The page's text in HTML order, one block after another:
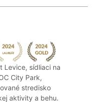
Levice, sídliaci na
City Park,
stredisko
aktivity a behu.